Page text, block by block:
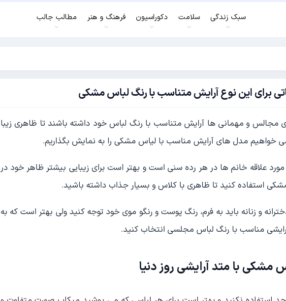
سبک زندگی سلامت دکوراسیون فرهنگ و هنر مطالب جالب
برای این نوع آرایش متناسب با رنگ لباس مشکی
مجالس و مهمانی ها آرایش متناسب با رنگ لباس خود داشته باشند تا ظاهری زیبا
خواهیم مدل های آرایش مناسب با لیاس مشکی را به نمایش بگذاریم.
علاقه خانم ها در هر رده سنی است و بهتر است برای زیبایی بیشتر ظاهر خود در
استفاده کنید تا ظاهری با کلاس و بسیار جذاب داشته باشید.
و زنانه باید به فرم، رنگ پوست و رنگو موی خود توجه کنید ولی بهتر است که به
مناسب با رنگ لباس مجلسی انتخاب کنید.
مشکی با متد آرایشی روز دنیا